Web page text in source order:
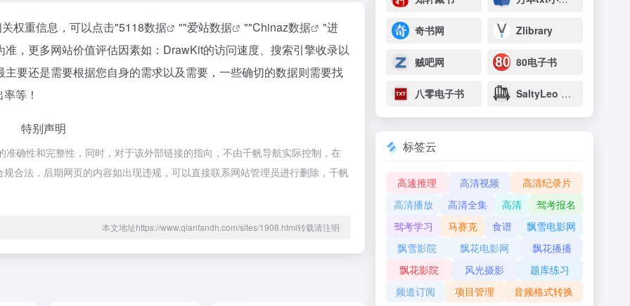
权重信息，可以点击"5118数据 ""爱站数据 ""Chinaz数据
"进
，更多网站价值评估因素如：DrawKit的访问速度、搜索引擎收录以
要还是需要根据您自身的需求以及需要，一些确切的数据则需要找
等！
特别声明
确性和完整性，同时，对于该外部链接的指向，不由千帆导航实际控制，在
合法，后期网页的内容如出现违规，可以直接联系网站管理员进行删除，千帆
本文地址https://www.qianfandh.com/sites/1908.html转载请注明
奇书网 Zlibrary
贼吧网 80电子书
八零电子书 SaltyLeo 的书架
标签云
高速推理 高清视频
高清纪录片
高清播放
高清全集 高清
驾考报名
驾考学习
马赛克 食谱
飘雪电影网
飘雪影院
飘花电影网
飘花播播
飘花影院
风光摄影
题库练习
频道订阅
项目管理 音频格式转换